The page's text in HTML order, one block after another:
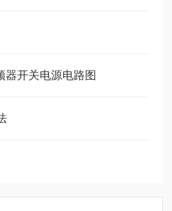
器开关电源电路图